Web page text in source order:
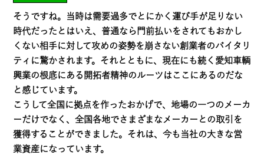
そうですね。当時は需要過多でとにかく運び手が足りない
時代だったとはいえ、普通なら門前払いをされてもおかし
くない相手に対して攻めの姿勢を崩さない創業者のバイタリ
ティに驚かされます。それとともに、現在にも続く愛知車輌
興業の根底にある開拓者精神のルーツはここにあるのだな
と感じています。
こうして全国に拠点を作ったおかげで、地場の一つのメーカ
ーだけでなく、全国各地でさまざまなメーカーとの取引を
獲得することができました。それは、今も当社の大きな営
業資産になっています。